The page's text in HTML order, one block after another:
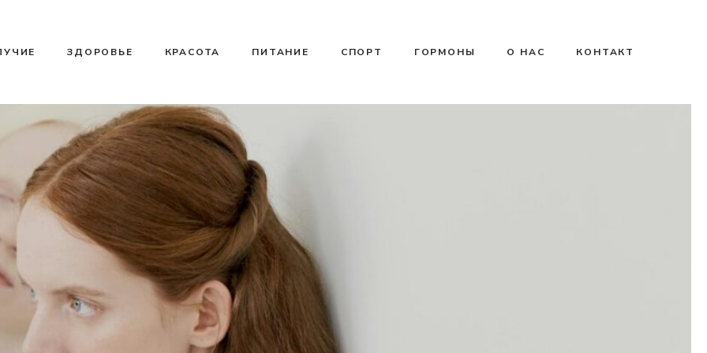
ЗДОРОВЬЕ КРАСОТА ПИТАНИЕ СПОРТ ГОРМОНЫ О НАС КОНТАКТ